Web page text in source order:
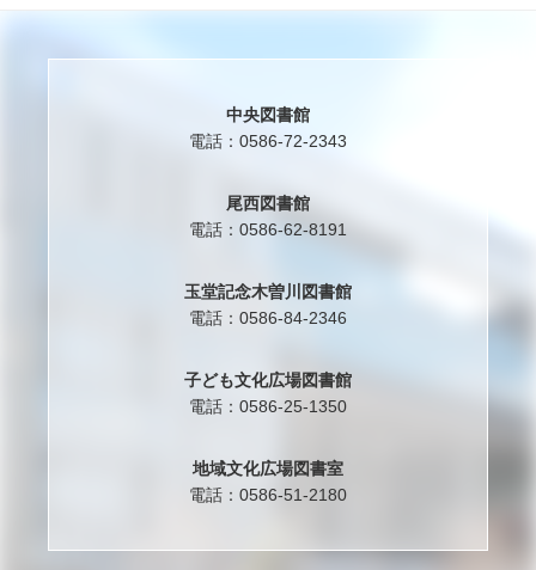
中央図書館
電話：0586-72-2343
尾西図書館
電話：0586-62-8191
玉堂記念木曽川図書館
電話：0586-84-2346
子ども文化広場図書館
電話：0586-25-1350
地域文化広場図書室
電話：0586-51-2180